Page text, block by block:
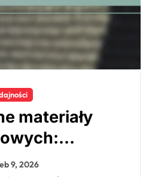
materiały
rozwój,
9, 2026